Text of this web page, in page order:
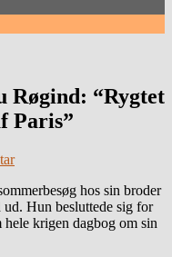
Røgind: “Rygtet
Paris”
hos sin broder
Hun besluttede sig for
krigen dagbog om sin